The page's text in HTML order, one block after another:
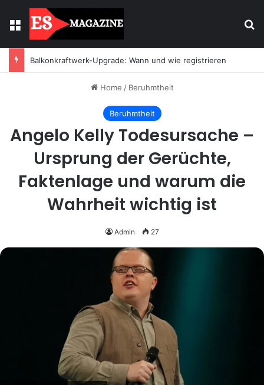
Menu
Balkonkraftwerk-Upgrade: Wann und wie registrieren
Home / Beruhmtheit
Beruhmtheit
Angelo Kelly Todesursache –
Ursprung der Gerüchte,
Faktenlage und warum die
Wahrheit wichtig ist
Admin 27